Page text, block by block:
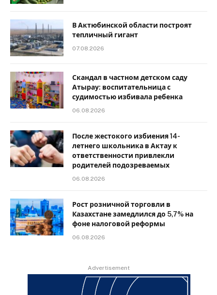
В Актюбинской области построят
тепличный гигант
07.08.2026
Скандал в частном детском саду
Атырау: воспитательница с
судимостью избивала ребенка
06.08.2026
После жестокого избиения 14-
летнего школьника в Актау к
ответственности привлекли
родителей подозреваемых
06.08.2026
Рост розничной торговли в
Казахстане замедлился до 5,7% на
фоне налоговой реформы
06.08.2026
Advertisement